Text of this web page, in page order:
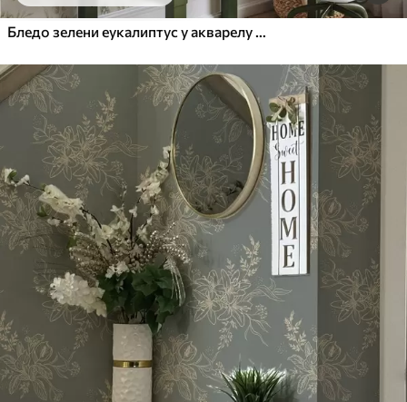
Бледо зелени еукалиптус у акварелу зелени еукалиптус у акварелу са ботаничким узорком